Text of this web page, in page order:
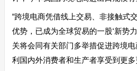
“跨境电商凭借线上交易、非接触式
优势，已成为全球贸易的一股‘新势
关将会同有关部门多举措促进跨境
利国内外消费者和生产者享受到更多